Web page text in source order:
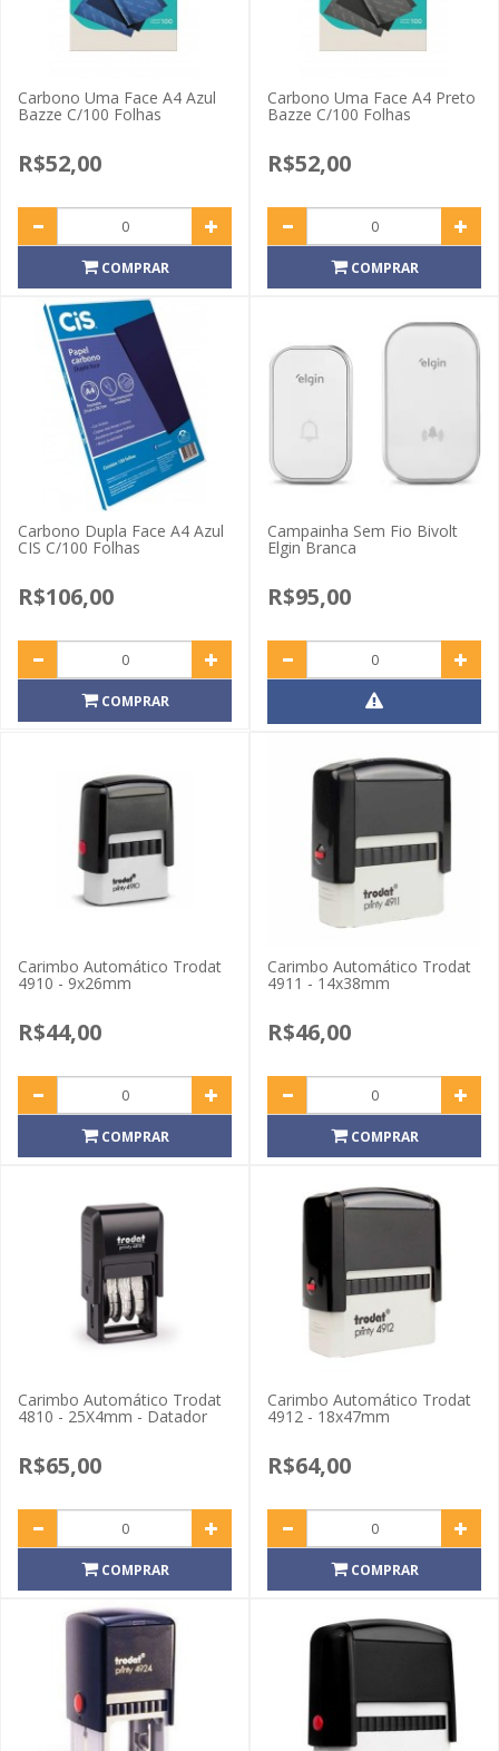
Carbono Uma Face A4 Azul
Bazze C/100 Folhas
R$52,00
COMPRAR
Carbono Uma Face A4 Preto
Bazze C/100 Folhas
R$52,00
COMPRAR
Carbono Dupla Face A4 Azul
CIS C/100 Folhas
R$106,00
COMPRAR
Campainha Sem Fio Bivolt
Elgin Branca
R$95,00
Carimbo Automático Trodat
4910 - 9x26mm
R$44,00
COMPRAR
Carimbo Automático Trodat
4911 - 14x38mm
R$46,00
COMPRAR
Carimbo Automático Trodat
4810 - 25X4mm - Datador
R$65,00
COMPRAR
Carimbo Automático Trodat
4912 - 18x47mm
R$64,00
COMPRAR